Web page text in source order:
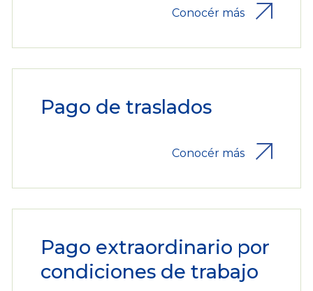
Conocér más
Pago de traslados
Conocér más
Pago extraordinario por
condiciones de trabajo